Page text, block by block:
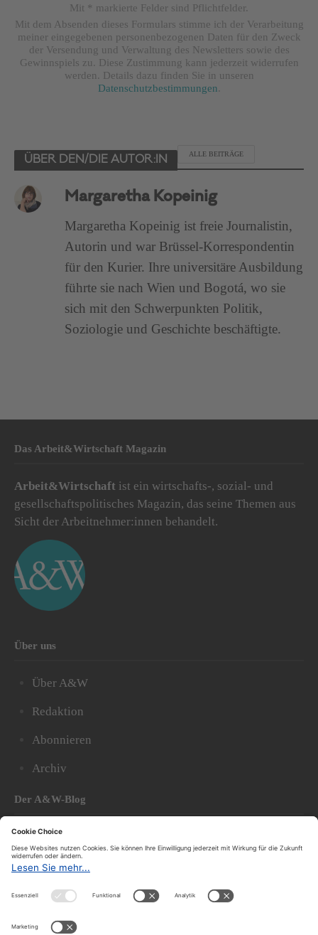
Mit * markierte Felder sind Pflichtfelder.
Mit dem Absenden dieses Formulars stimme ich der Verarbeitung
meiner eingegebenen personenbezogenen Daten für den Zweck
der Versendung und Verwaltung des Newsletters sowie des
Gewinnspiels zu. Diese Zustimmung kann jederzeit widerrufen
werden. Details dazu finden Sie in unseren
Datenschutzbestimmungen.
ÜBER DEN/DIE AUTOR:IN
ALLE BEITRÄGE
Margaretha Kopeinig
Margaretha Kopeinig ist freie Journalistin,
Autorin und war Brüssel-Korrespondentin
für den Kurier. Ihre universitäre Ausbildung
führte sie nach Wien und Bogotá, wo sie
sich mit den Schwerpunkten Politik,
Soziologie und Geschichte beschäftigte.
Das Arbeit&Wirtschaft Magazin
Arbeit&Wirtschaft ist ein wirtschafts-, sozial- und
gesellschaftspolitisches Magazin, das seine Themen aus
Sicht der Arbeitnehmer:innen behandelt.
Über uns
Über A&W
Redaktion
Abonnieren
Archiv
Der A&W-Blog
DerA&W-Blog
hat sich in den vergangenen Jahren zu einem der
bedeutendsten politischen Blogs in Österreich
entwickelt.